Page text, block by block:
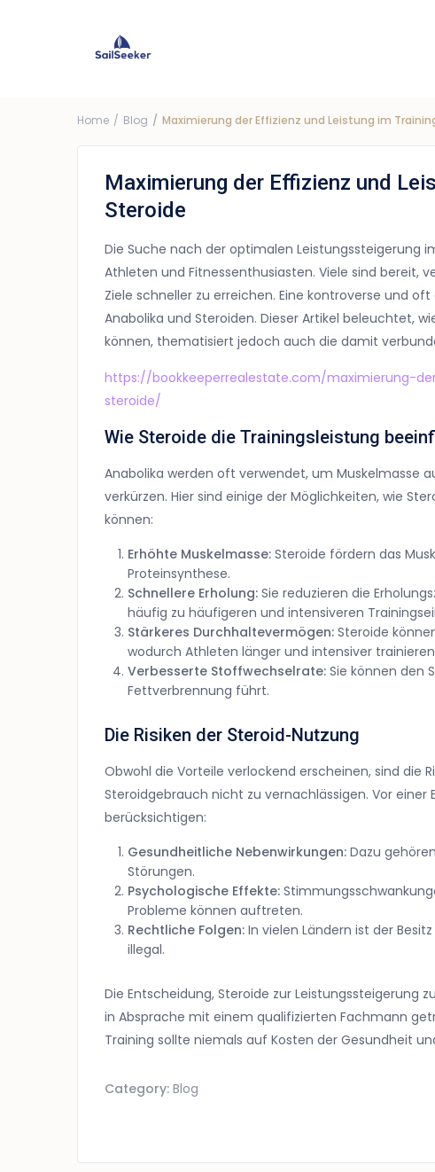
Home Blog Maximierung der Effizienz und Leistung im
Maximierung der Effizienz und
Steroide
Die Suche nach der optimalen Leistungssteigerung
Athleten und Fitnessenthusiasten. Viele sind bereit,
Ziele schneller zu erreichen. Eine kontroverse und
Anabolika und Steroiden. Dieser Artikel beleuchtet,
können, thematisiert jedoch auch die damit
https://bookkeeperrealestate.com/maximierung-
steroide/
Wie Steroide die Trainingsleistung
Anabolika werden oft verwendet, um Muskelmasse
verkürzen. Hier sind einige der Möglichkeiten, wie
können:
Erhöhte Muskelmasse: Steroide fördern das
Proteinsynthese.
Schnellere Erholung: Sie reduzieren die
häufig zu häufigeren und intensiveren
Stärkeres Durchhaltevermögen: Steroide
wodurch Athleten länger und intensiver
Verbesserte Stoffwechselrate: Sie können den
Fettverbrennung führt.
Die Risiken der Steroid-Nutzung
Obwohl die Vorteile verlockend erscheinen, sind die
Steroidgebrauch nicht zu vernachlässigen. Vor
berücksichtigen:
Gesundheitliche Nebenwirkungen: Dazu
Störungen.
Psychologische Effekte:
Probleme können auftreten.
Rechtliche Folgen: In vielen Ländern ist der
illegal.
Die Entscheidung, Steroide zur Leistungssteigerung
in Absprache mit einem qualifizierten Fachmann
Training sollte niemals auf Kosten der Gesundheit
Category: Blog